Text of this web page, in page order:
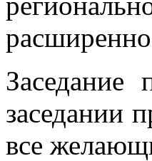
заседании
все